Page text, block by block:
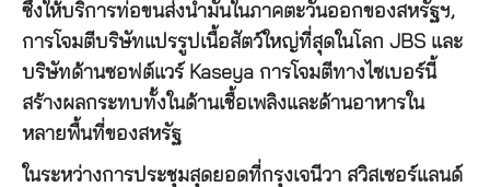
ซึ่งให้บริการท่อขนส่งน้ำมันในภาคตะวันออกของสหรัฐฯ,
การโจมตีบริษัทแปรรูปเนื้อสัตว์ใหญ่ที่สุดในโลก JBS และ
บริษัทด้านซอฟต์แวร์ Kaseya การโจมตีทางไซเบอร์นี้
สร้างผลกระทบทั้งในด้านเชื้อเพลิงและด้านอาหารใน
หลายพื้นที่ของสหรัฐ
ในระหว่างการประชุมสุดยอดที่กรุงเจนีวา สวิสเซอร์แลนด์